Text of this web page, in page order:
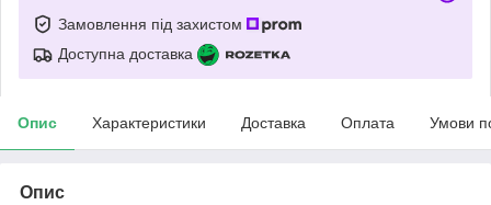
Замовлення під захистом
Доступна доставка
Опис Характеристики Доставка Оплата Умови
Опис